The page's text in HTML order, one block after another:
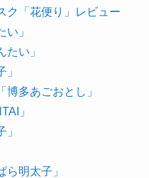
ク「花便り」レビュー
」
たい」
博多あごおとし」
」
ら明太子」